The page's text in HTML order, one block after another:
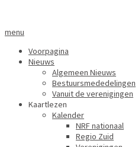
menu
Voorpagina
Nieuws
Algemeen Nieuws
Bestuursmededelingen
Vanuit de verenigingen
Kaartlezen
Kalender
NRF nationaal
Regio Zuid